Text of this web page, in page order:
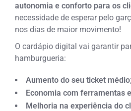
autonomia e conforto para os
necessidade de esperar pelo
nos dias de maior movimento!
O cardápio digital vai garantir
hamburgueria:
Aumento do seu ticket médio;
Economia com ferramentas
Melhoria na experiência do